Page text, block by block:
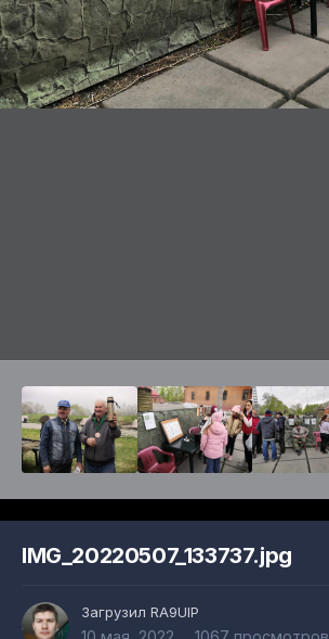
IMG_20220507_133737.jpg
Загрузил RA9UIP